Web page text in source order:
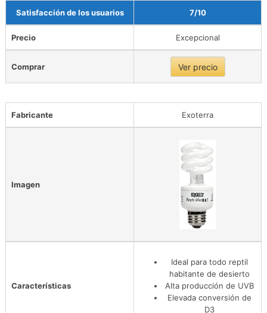
Satisfacción de los usuarios 7/10
Precio Excepcional
Comprar Ver precio
Fabricante Exoterra
Imagen
Características
Ideal para todo reptil
habitante de desierto
Alta producción de UVB
Elevada conversión de
D3